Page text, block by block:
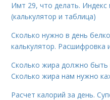
Имт 29, что делать. Индекс
(калькулятор и таблица)
Сколько нужно в день
калькулятор. Расшифровка
Сколько жира должно быть
Сколько жира нам нужно
Расчет калорий за день.